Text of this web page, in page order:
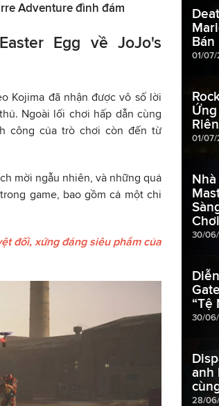
Adventure đình đám
Egg về JoJo's
Kojima đã nhận được vô số lời
Ngoài lối chơi hấp dẫn cùng
công của trò chơi còn đến từ
mời ngẫu nhiên, và những quả
game, bao gồm cả một chi
đối, xứng đáng siêu phẩm của
Bán
01/
01/07/
Chơi
30/
“Tệ
30/
anh
28/